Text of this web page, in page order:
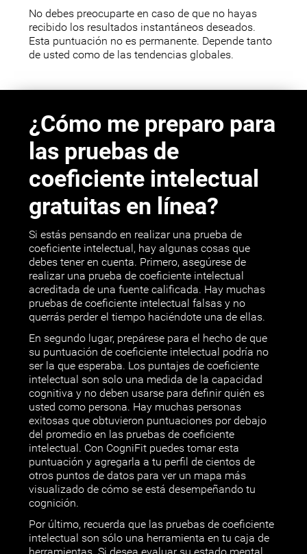
No debes preocuparte en caso de que no hayas
recibido los resultados instantáneos deseados.
Esta puntuación no es permanente. Depende tanto
de usted como de las tendencias globales.
¿Cómo me preparo para
las pruebas de
coeficiente intelectual
gratuitas en línea?
Si estás pensando en realizar una prueba de
coeficiente intelectual, hay algunas cosas que
debes tener en cuenta. Primero, asegúrese de
realizar una prueba de coeficiente intelectual
acreditada de una fuente calificada. Hay muchas
pruebas de coeficiente intelectual falsas y no
querrás perder el tiempo haciéndote una de ellas.
En segundo lugar, prepárese para el hecho de que
su puntuación de coeficiente intelectual podría no
ser la que esperaba. Los puntajes de coeficiente
intelectual son solo una medida de la capacidad
cognitiva y no deben usarse para definir quién es
usted como persona. Hay muchas personas
exitosas que obtuvieron puntuaciones por debajo
del promedio en las pruebas de coeficiente
intelectual. Con CogniFit puedes tomar esta
puntuación y agregarla a tu perfil de cientos de
otros puntos de datos para ver un mapa más
visualizado de cómo se está desempeñando tu
cognición.
Por último, recuerda que las pruebas de coeficiente
intelectual son sólo una herramienta en tu caja de